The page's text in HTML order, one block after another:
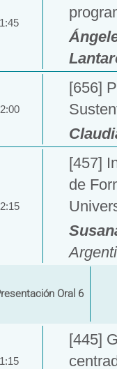
[656]
[457]
de
Oral 6
[445]